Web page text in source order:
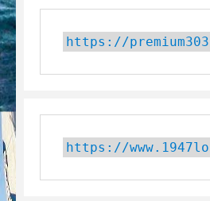
https://
https://